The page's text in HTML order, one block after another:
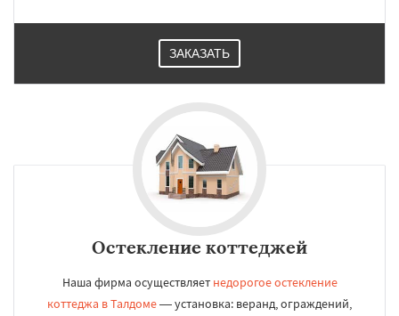
ЗАКАЗАТЬ
Остекление коттеджей
Наша фирма осуществляет недорогое остекление
коттеджа в Талдоме— установка: веранд, ограждений,